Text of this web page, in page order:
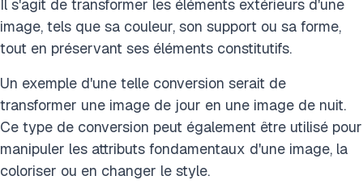
Il s'agit de transformer les éléments extérieurs d'une
image, tels que sa couleur, son support ou sa forme,
tout en préservant ses éléments constitutifs.
Un exemple d'une telle conversion serait de
transformer une image de jour en une image de nuit.
Ce type de conversion peut également être utilisé pour
manipuler les attributs fondamentaux d'une image, la
coloriser ou en changer le style.